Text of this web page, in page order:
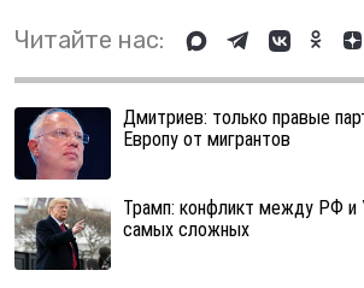
Читайте нас:
Дмитриев: только правые
Европу от мигрантов
Трамп: конфликт между РФ и
самых сложных